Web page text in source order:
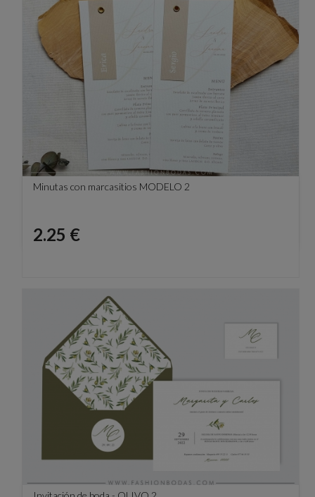
Minutas con marcasitios MODELO 2
Precio
2.25 €